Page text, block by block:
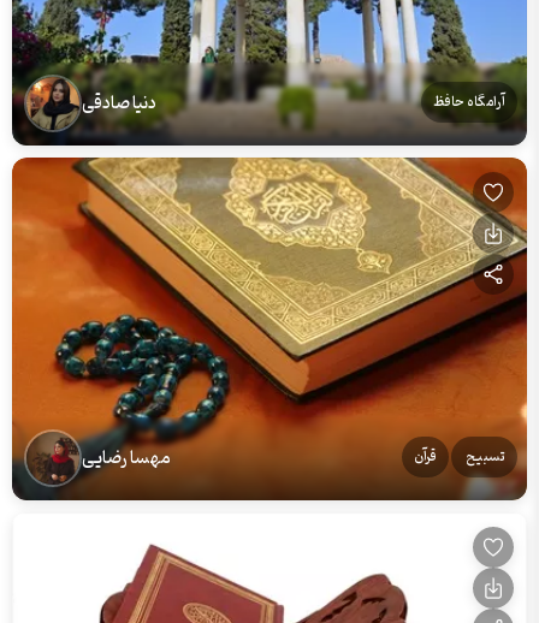
آرامگاه حافظ دنیا صادقی
تسبیح قرآن مهسا رضایی